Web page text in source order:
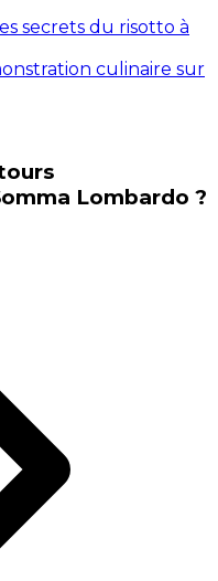
secrets du risotto à
culinaire sur
Lombardo ?